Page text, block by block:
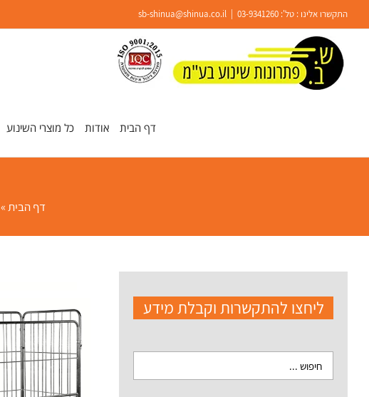
פתח סרגל נגישות
content
התקשרו אלינו : טל': 03-9341260
sb-shinua@shinua.co.il
דף הבית אודות כל מוצרי השינוע
דף הבית»
ליחצו להתקשרות וקבלת מידע